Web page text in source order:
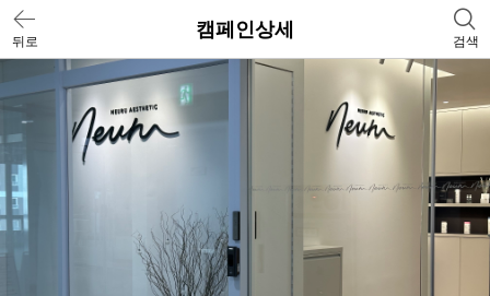
뒤로
캠페인상세
검색